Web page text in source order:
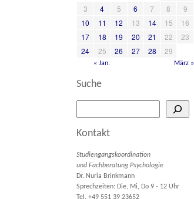
3
4 5 6 7 8
9
10
11 12 13 14 15
16
17
18 19 20 21 22
23
24
25 26 27 28 29
« Jan. März »
Suche
Kontakt
Studiengangskoordination
und Fachberatung Psychologie
Dr. Nuria Brinkmann
Sprechzeiten: Die, Mi, Do 9 - 12 Uhr
Tel. +49 551 39 23652